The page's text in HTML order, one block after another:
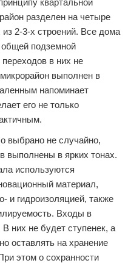
квартальной
разделен на четыре
2-3-х строений. Все дома
подземной
в них не
выполнен в
напоминает
его не только
выбрано не случайно,
выполнены в ярких тонах.
используются
материал,
и гидроизоляцией, также
Входы в
них не будет ступенек, а
оставлять на хранение
этом о сохранности